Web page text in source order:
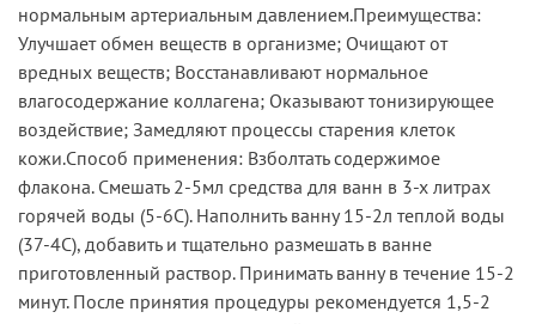
нормальным артериальным давлением.Преимущества:
Улучшает обмен веществ в организме; Очищают от
вредных веществ; Восстанавливают нормальное
влагосодержание коллагена; Оказывают тонизирующее
воздействие; Замедляют процессы старения клеток
кожи.Способ применения: Взболтать содержимое
флакона. Смешать 2-5мл средства для ванн в 3-х литрах
горячей воды (5-6С). Наполнить ванну 15-2л теплой воды
(37-4С), добавить и тщательно размешать в ванне
приготовленный раствор. Принимать ванну в течение 15-2
минут. После принятия процедуры рекомендуется 1,5-2